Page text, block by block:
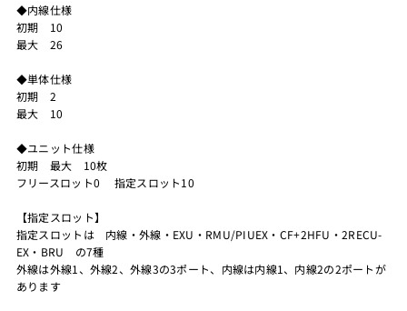
◆内線仕様
初期 10
最大 26
◆単体仕様
初期 2
最大 10
◆ユニット仕様
初期 最大 10枚
フリースロット0 指定スロット10
【指定スロット】
指定スロットは 内線・外線・EXU・RMU/PIUEX・CF+2HFU・2RECU-
EX・BRU の7種
外線は外線1、外線2、外線3の3ポート、内線は内線1、内線2の2ポートが
あります